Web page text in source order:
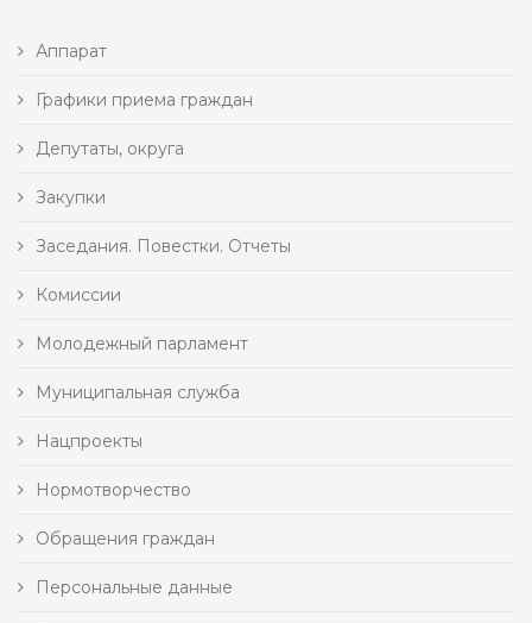
Аппарат
Графики приема граждан
Депутаты, округа
Закупки
Заседания. Повестки. Отчеты
Комиссии
Молодежный парламент
Муниципальная служба
Нацпроекты
Нормотворчество
Обращения граждан
Персональные данные